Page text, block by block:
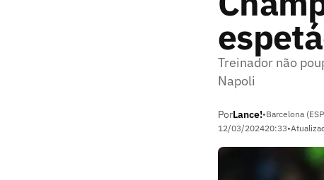
Treinador não
Napoli
PorLance!•Barcelona
12/03/202420:33•